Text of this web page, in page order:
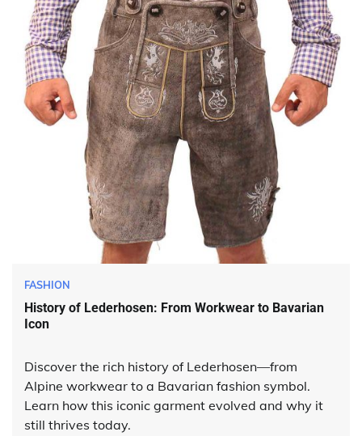
FASHION
History of Lederhosen: From Workwear to Bavarian
Icon
Discover the rich history of Lederhosen—from
Alpine workwear to a Bavarian fashion symbol.
Learn how this iconic garment evolved and why it
still thrives today.